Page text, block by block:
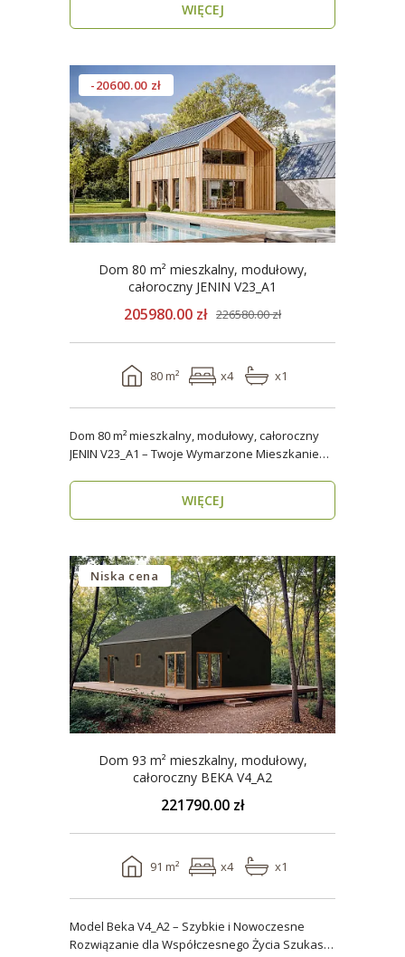
WIĘCEJ
-20600.00 zł
Dom 80 m² mieszkalny, modułowy,
całoroczny JENIN V23_A1
205980.00 zł 226580.00 zł
80 m² x4 x1
Dom 80 m² mieszkalny, modułowy, całoroczny
JENIN V23_A1 – Twoje Wymarzone Mieszkanie
WIĘCEJ
Niska cena
Dom 93 m² mieszkalny, modułowy,
całoroczny BEKA V4_A2
221790.00 zł
91 m² x4 x1
Model Beka V4_A2 – Szybkie i Nowoczesne
Rozwiązanie dla Współczesnego Życia Szukasz